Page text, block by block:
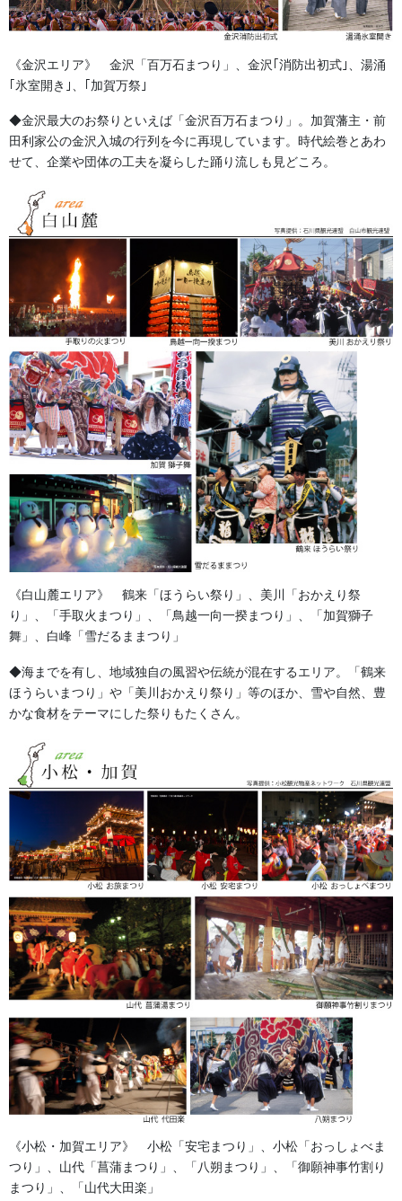
正面に牡丹の柄が配置、蚊帳自体は動くことは少なく、頭持ちが
頭を振り勇壮に棒振りとの対峙を表現します。
能登の獅子蚊帳には中に4人～５人踊り手として入り、息の合った
舞で激しく表現します。
製作期間は打合せ期間をいれて約3～4カ月をご予定ください。前
年の見積提案もさせていただいております。
金沢・祭りの森佐
お祭り衣装・お祭り用品のご相談は金沢・森佐へお気軽にお問
い合わせください。
伝統行事、お祭りで地域に笑顔を！！
076-237-8888
営業時間 10:00-18:00 〒920-0061金沢市問屋町2丁目85
(FAX076-237-7150)
人形の森佐は12月〜4月末まで土曜、日曜も営業。
《金沢エリア》 金沢「百万石まつり」、金沢｢消防出初式｣、湯涌
｢氷室開き｣、｢加賀万祭｣
◆金沢最大のお祭りといえば「金沢百万石まつり」。加賀藩主・前
田利家公の金沢入城の行列を今に再現しています。時代絵巻とあわ
せて、企業や団体の工夫を凝らした踊り流しも見どころ。
《白山麓エリア》 鶴来「ほうらい祭り」、美川「おかえり祭
り」、「手取火まつり」、「鳥越一向一揆まつり」、「加賀獅子
舞」、白峰「雪だるままつり」
◆海までを有し、地域独自の風習や伝統が混在するエリア。「鶴来
ほうらいまつり」や「美川おかえり祭り」等のほか、雪や自然、豊
かな食材をテーマにした祭りもたくさん。
《小松・加賀エリア》 小松「安宅まつり」、小松「おっしょべま
つり」、山代「菖蒲まつり」、「八朔まつり」、「御願神事竹割り
まつり」、「山代大田楽」